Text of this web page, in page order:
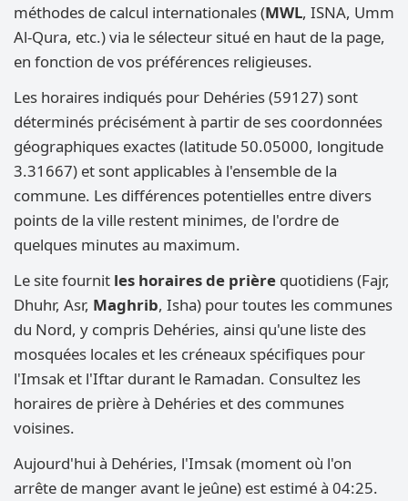
méthodes de calcul internationales (MWL, ISNA, Umm
Al-Qura, etc.) via le sélecteur situé en haut de la page,
en fonction de vos préférences religieuses.
Les horaires indiqués pour Dehéries (59127) sont
déterminés précisément à partir de ses coordonnées
géographiques exactes (latitude 50.05000, longitude
3.31667) et sont applicables à l'ensemble de la
commune. Les différences potentielles entre divers
points de la ville restent minimes, de l'ordre de
quelques minutes au maximum.
Le site fournit les horaires de prière quotidiens (Fajr,
Dhuhr, Asr, Maghrib, Isha) pour toutes les communes
du Nord, y compris Dehéries, ainsi qu'une liste des
mosquées locales et les créneaux spécifiques pour
l'Imsak et l'Iftar durant le Ramadan. Consultez les
horaires de prière à Dehéries et des communes
voisines.
Aujourd'hui à Dehéries, l'Imsak (moment où l'on
arrête de manger avant le jeûne) est estimé à 04:25.